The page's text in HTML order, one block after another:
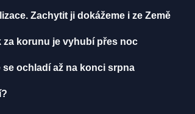
Zachytit ji dokážeme i ze Země
korunu je vyhubí přes noc
ochladí až na konci srpna